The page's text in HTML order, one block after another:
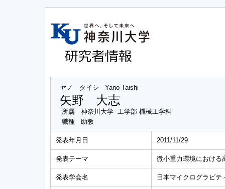
ヤノ タイシ Yano Taishi
矢野 大志
所属
神奈川大学 工学部 機械工学科
職種
助教
発表年月日 2011/11/29
発表テーマ 微小重力環境における
発表学会名 日本マイクログラビ